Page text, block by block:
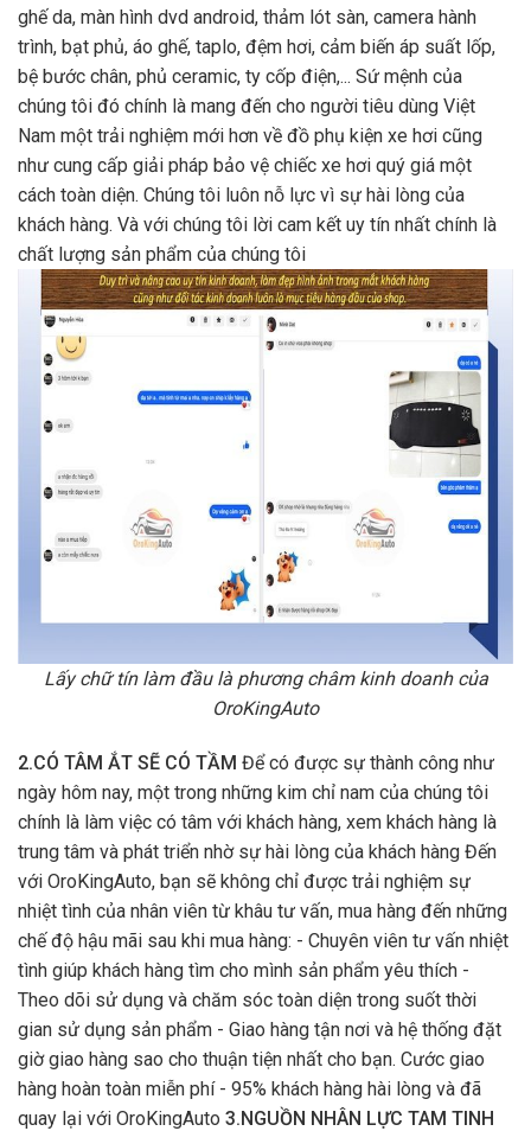
ghế da, màn hình dvd android, thảm lót sàn, camera hành
trình, bạt phủ, áo ghế, taplo, đệm hơi, cảm biến áp suất lốp,
bệ bước chân, phủ ceramic, ty cốp điện,... Sứ mệnh của
chúng tôi đó chính là mang đến cho người tiêu dùng Việt
Nam một trải nghiệm mới hơn về đồ phụ kiện xe hơi cũng
như cung cấp giải pháp bảo vệ chiếc xe hơi quý giá một
cách toàn diện. Chúng tôi luôn nỗ lực vì sự hài lòng của
khách hàng. Và với chúng tôi lời cam kết uy tín nhất chính là
chất lượng sản phẩm của chúng tôi
Lấy chữ tín làm đầu là phương châm kinh doanh của
OroKingAuto
2.CÓ TÂM ẮT SẼ CÓ TẦM Để có được sự thành công như
ngày hôm nay, một trong những kim chỉ nam của chúng tôi
chính là làm việc có tâm với khách hàng, xem khách hàng là
trung tâm và phát triển nhờ sự hài lòng của khách hàng Đến
với OroKingAuto, bạn sẽ không chỉ được trải nghiệm sự
nhiệt tình của nhân viên từ khâu tư vấn, mua hàng đến những
chế độ hậu mãi sau khi mua hàng: - Chuyên viên tư vấn nhiệt
tình giúp khách hàng tìm cho mình sản phẩm yêu thích -
Theo dõi sử dụng và chăm sóc toàn diện trong suốt thời
gian sử dụng sản phẩm - Giao hàng tận nơi và hệ thống đặt
giờ giao hàng sao cho thuận tiện nhất cho bạn. Cước giao
hàng hoàn toàn miễn phí - 95% khách hàng hài lòng và đã
quay lại với OroKingAuto 3.NGUỒN NHÂN LỰC TAM TINH